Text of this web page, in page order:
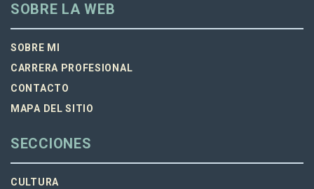
SOBRE LA WEB
SOBRE MI
CARRERA PROFESIONAL
CONTACTO
MAPA DEL SITIO
SECCIONES
CULTURA